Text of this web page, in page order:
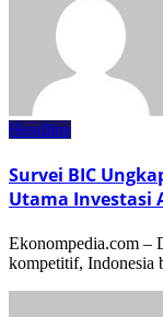
Headline
Survei BIC
Utama Investasi
Ekonompedia.com – Dalam lanskap investasi global yang semakin
kompetitif, Indonesia